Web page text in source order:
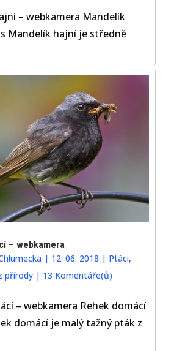
– webkamera Mandelík
Mandelík hajní je středně
– webkamera
| 12. 06. 2018 | Ptáci,
přírody | 13 Komentáře(ů)
– webkamera Rehek domácí
domácí je malý tažný pták z